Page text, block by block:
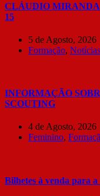
CLÁUDIO MIRANDA
15
5 de Agosto, 2026
Formação,
INFORMAÇÃO
SCOUTING
4 de Agosto, 2026
Feminino,
Bilhetes à venda para